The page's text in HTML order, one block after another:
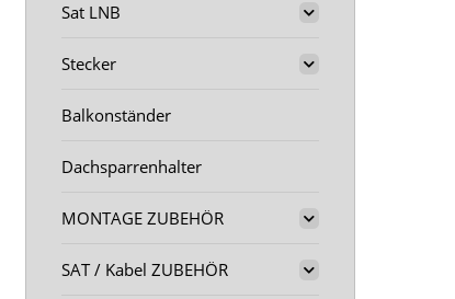
Sat LNB
Stecker
Balkonständer
Dachsparrenhalter
MONTAGE ZUBEHÖR
SAT / Kabel ZUBEHÖR